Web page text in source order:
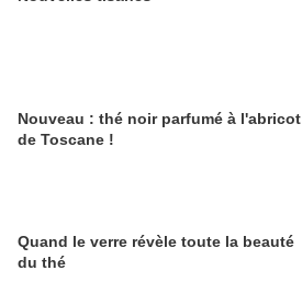
Nouveau : thé noir parfumé à l'abricot
de Toscane !
Quand le verre révèle toute la beauté
du thé